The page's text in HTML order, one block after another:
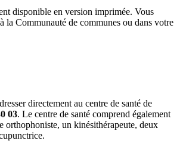
disponible en version imprimée. Vous
la Communauté de communes ou dans votre
directement au centre de santé de
03. Le centre de santé comprend également
orthophoniste, un kinésithérapeute, deux